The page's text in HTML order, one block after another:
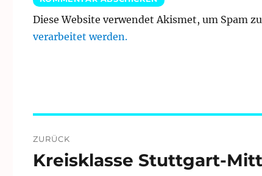
Diese Website verwendet Akismet, um Spam
verarbeitet werden.
ZURÜCK
Vorheriger
Kreisklasse Stuttgart-